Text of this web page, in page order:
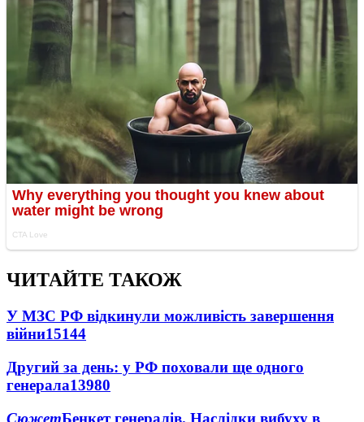
ЧИТАЙТЕ ТАКОЖ
У МЗС РФ відкинули можливість завершення
війни15144
Другий за день: у РФ поховали ще одного
генерала13980
СюжетБенкет генералів. Наслідки вибуху в